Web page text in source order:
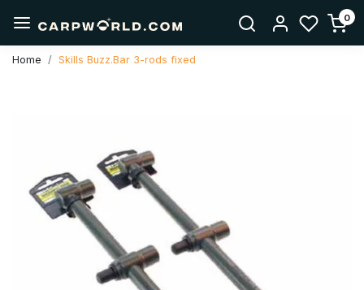
0
Home Skills Buzz.Bar 3-rods fixed